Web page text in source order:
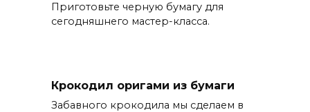
Приготовьте черную бумагу для
сегодняшнего мастер-класса.
Крокодил оригами из бумаги
Забавного крокодила мы сделаем в